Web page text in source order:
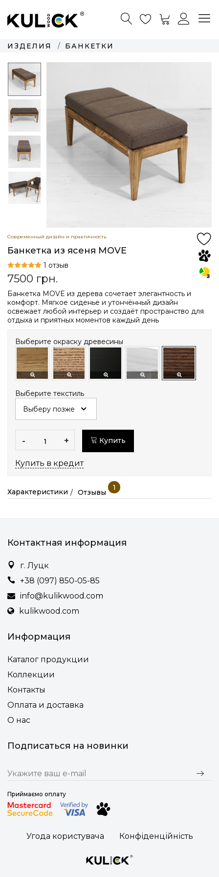
ИЗДЕЛИЯ БАНКЕТКИ
Современный дизайн и практичность
Банкетка из ясеня MOVE
1 отзыв
7500 грн.
Банкетка MOVE из дерева сочетает элегантность и
комфорт. Мягкое сиденье и утончённый дизайн
освежает любой интерьер и создаёт пространство для
отдыха и приятных моментов каждый день
Выберите окраску древесины
Выберите текстиль
- + Купить
Купить в кредит
Характеристики Отзывы
1
Контактная информация
г. Луцк
+38 (097) 850-05-85
info@kulikwood.com
kulikwood.com
Информация
Каталог продукции
Коллекции
Контакты
Оплата и доставка
О нас
Подписаться на новинки
Приймаємо оплату
Угода користувача Конфіденційність